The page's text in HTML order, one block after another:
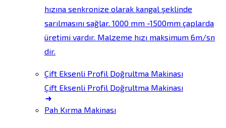
hızına senkronize olarak kangal şeklinde
sarılmasını sağlar. 1000 mm -1500mm çaplarda
üretimi vardır. Malzeme hızı maksimum 6m/sn
dir.
Çift Eksenli Profil Doğrultma Makinası
Çift Eksenli Profil Doğrultma Makinası
Pah Kırma Makinası